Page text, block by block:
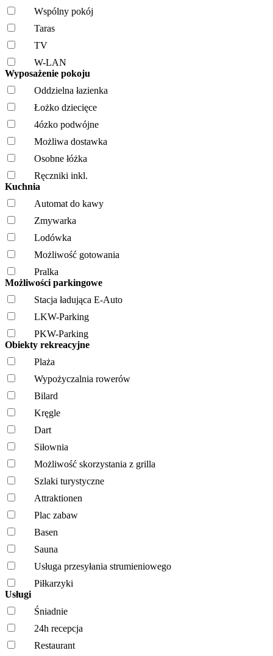
Wspólny pokój
Taras
TV
W-LAN
Wyposażenie pokoju
Oddzielna łazienka
Łożko dziecięce
4ózko podwójne
Możliwa dostawka
Osobne łóżka
Ręczniki inkl.
Kuchnia
Automat do kawy
Zmywarka
Lodówka
Możliwość gotowania
Pralka
Możliwości parkingowe
Stacja ładująca E-Auto
LKW-Parking
PKW-Parking
Obiekty rekreacyjne
Plaża
Wypożyczalnia rowerów
Bilard
Kręgle
Dart
Siłownia
Możliwość skorzystania z grilla
Szlaki turystyczne
Attraktionen
Plac zabaw
Basen
Sauna
Usługa przesyłania strumieniowego
Piłkarzyki
Usługi
Śniadnie
24h recepcja
Restaurant